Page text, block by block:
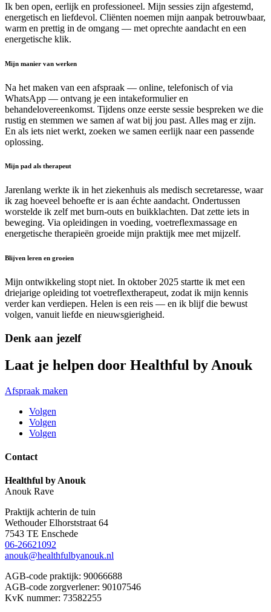
Ik ben open, eerlijk en professioneel. Mijn sessies zijn afgestemd,
energetisch en liefdevol. Cliënten noemen mijn aanpak betrouwbaar,
warm en prettig in de omgang — met oprechte aandacht en een
energetische klik.
Mijn manier van werken
Na het maken van een afspraak — online, telefonisch of via
WhatsApp — ontvang je een intakeformulier en
behandelovereenkomst. Tijdens onze eerste sessie bespreken we die
rustig en stemmen we samen af wat bij jou past. Alles mag er zijn.
En als iets niet werkt, zoeken we samen eerlijk naar een passende
oplossing.
Mijn pad als therapeut
Jarenlang werkte ik in het ziekenhuis als medisch secretaresse, waar
ik zag hoeveel behoefte er is aan échte aandacht. Ondertussen
worstelde ik zelf met burn-outs en buikklachten. Dat zette iets in
beweging. Via opleidingen in voeding, voetreflexmassage en
energetische therapieën groeide mijn praktijk mee met mijzelf.
Blijven leren en groeien
Mijn ontwikkeling stopt niet. In oktober 2025 startte ik met een
driejarige opleiding tot voetreflextherapeut, zodat ik mijn kennis
verder kan verdiepen. Helen is een reis — en ik blijf die bewust
volgen, vanuit liefde en nieuwsgierigheid.
Denk aan jezelf
Laat je helpen door Healthful by Anouk
Afspraak maken
Volgen
Volgen
Volgen
Contact
Healthful by Anouk
Anouk Rave
Praktijk achterin de tuin
Wethouder Elhorststraat 64
7543 TE Enschede
06-26621092
anouk@healthfulbyanouk.nl
AGB-code praktijk: 90066688
AGB-code zorgverlener: 90107546
KvK nummer: 73582255